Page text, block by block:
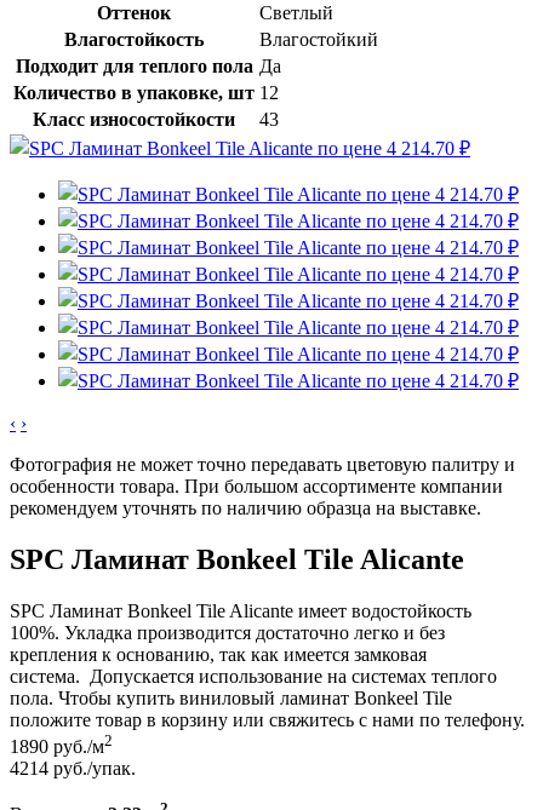
Оттенок
Светлый
Влагостойкость
Влагостойкий
Подходит для теплого пола Да
Количество в упаковке, шт 12
Класс износостойкости
43
‹ ›
Фотография не может точно передавать цветовую палитру и
особенности товара. При большом ассортименте компании
рекомендуем уточнять по наличию образца на выставке.
SPC Ламинат Bonkeel Tile Alicante
SPC Ламинат Bonkeel Tile Alicante имеет водостойкость
100%. Укладка производится достаточно легко и без
крепления к основанию, так как имеется замковая
система. Допускается использование на системах теплого
пола. Чтобы купить виниловый ламинат Bonkeel Tile
положите товар в корзину или свяжитесь с нами по телефону.
1890 руб./м2
4214 руб./упак.